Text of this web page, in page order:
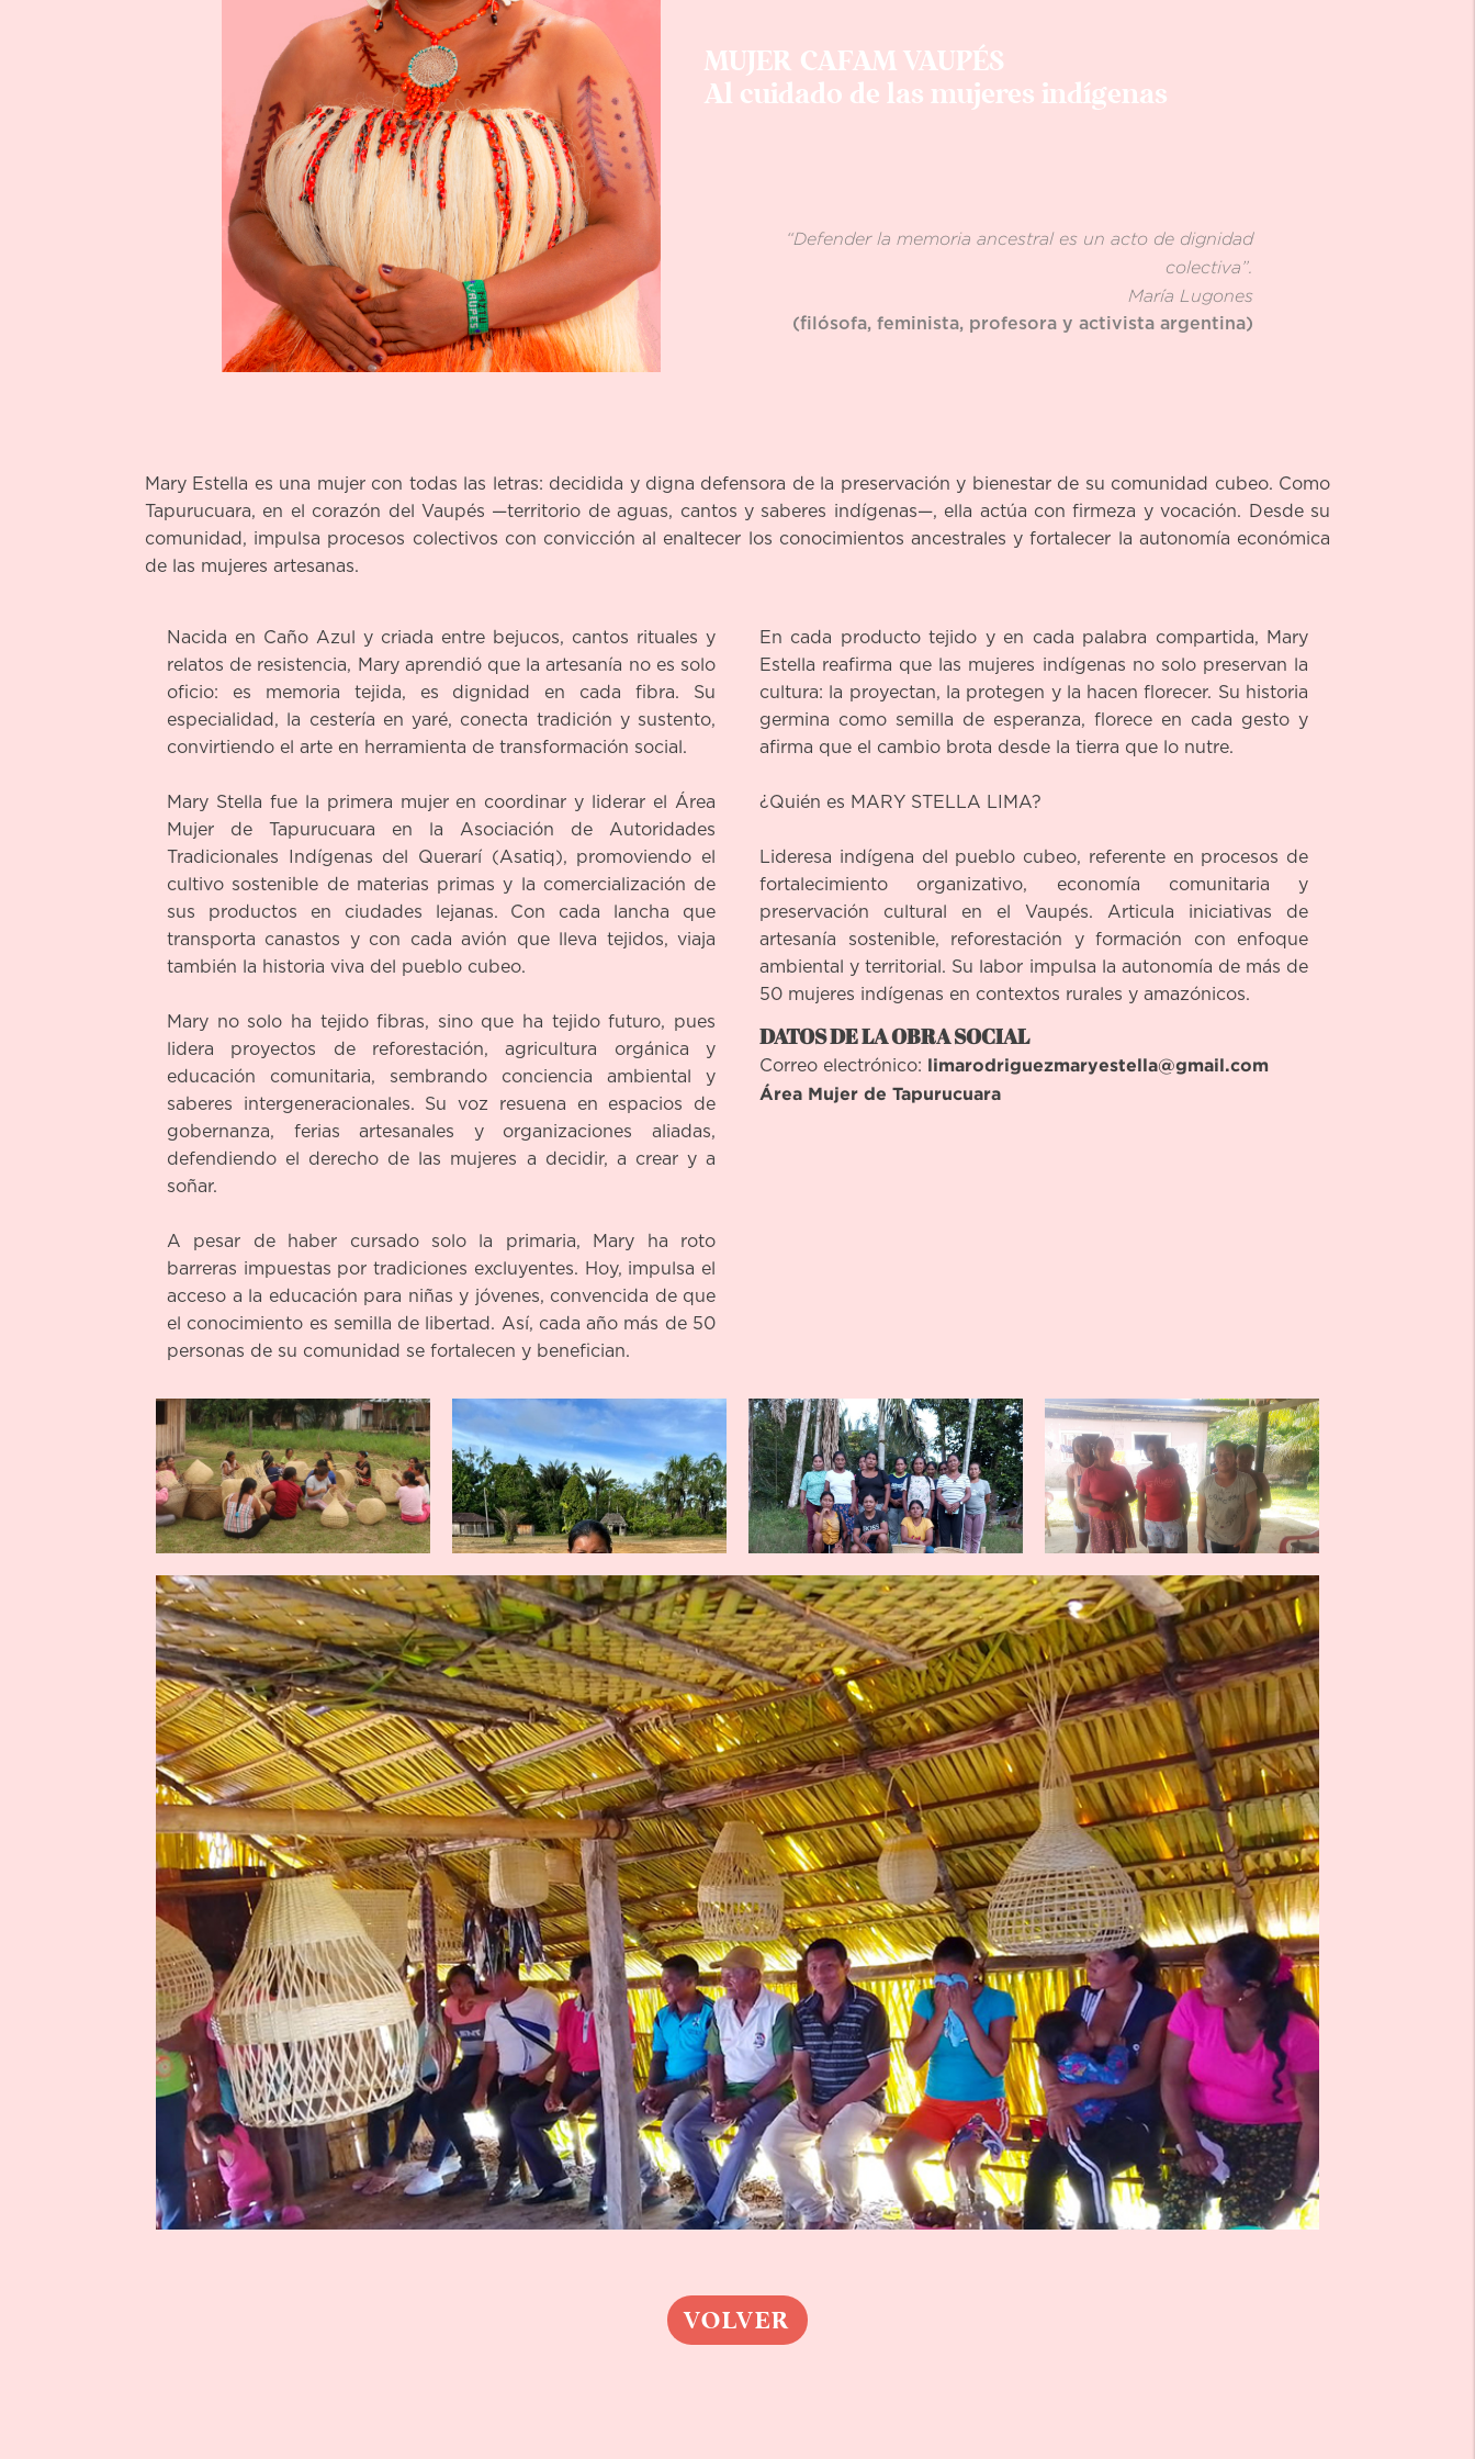
MUJER CAFAM VAUPÉS
Al cuidado de las mujeres indígenas
“Defender la memoria ancestral es un acto de dignidad
colectiva”.
María Lugones
(filósofa, feminista, profesora y activista argentina)
Mary Estella es una mujer con todas las letras: decidida y digna defensora de la preservación y bienestar de su comunidad cubeo. Como
Tapurucuara, en el corazón del Vaupés —territorio de aguas, cantos y saberes indígenas—, ella actúa con firmeza y vocación. Desde su
comunidad, impulsa procesos colectivos con convicción al enaltecer los conocimientos ancestrales y fortalecer la autonomía económica
de las mujeres artesanas.
Nacida en Caño Azul y criada entre bejucos, cantos rituales y
relatos de resistencia, Mary aprendió que la artesanía no es solo
oficio: es memoria tejida, es dignidad en cada fibra. Su
especialidad, la cestería en yaré, conecta tradición y sustento,
convirtiendo el arte en herramienta de transformación social.
Mary Stella fue la primera mujer en coordinar y liderar el Área
Mujer de Tapurucuara en la Asociación de Autoridades
Tradicionales Indígenas del Querarí (Asatiq), promoviendo el
cultivo sostenible de materias primas y la comercialización de
sus productos en ciudades lejanas. Con cada lancha que
transporta canastos y con cada avión que lleva tejidos, viaja
también la historia viva del pueblo cubeo.
Mary no solo ha tejido fibras, sino que ha tejido futuro, pues
lidera proyectos de reforestación, agricultura orgánica y
educación comunitaria, sembrando conciencia ambiental y
saberes intergeneracionales. Su voz resuena en espacios de
gobernanza, ferias artesanales y organizaciones aliadas,
defendiendo el derecho de las mujeres a decidir, a crear y a
soñar.
A pesar de haber cursado solo la primaria, Mary ha roto
barreras impuestas por tradiciones excluyentes. Hoy, impulsa el
acceso a la educación para niñas y jóvenes, convencida de que
el conocimiento es semilla de libertad. Así, cada año más de 50
personas de su comunidad se fortalecen y benefician.
En cada producto tejido y en cada palabra compartida, Mary
Estella reafirma que las mujeres indígenas no solo preservan la
cultura: la proyectan, la protegen y la hacen florecer. Su historia
germina como semilla de esperanza, florece en cada gesto y
afirma que el cambio brota desde la tierra que lo nutre.
¿Quién es MARY STELLA LIMA?
Lideresa indígena del pueblo cubeo, referente en procesos de
fortalecimiento organizativo, economía comunitaria y
preservación cultural en el Vaupés. Articula iniciativas de
artesanía sostenible, reforestación y formación con enfoque
ambiental y territorial. Su labor impulsa la autonomía de más de
50 mujeres indígenas en contextos rurales y amazónicos.
DATOS DE LA OBRA SOCIAL
Correo electrónico: limarodriguezmaryestella@gmail.com
Área Mujer de Tapurucuara
VOLVER